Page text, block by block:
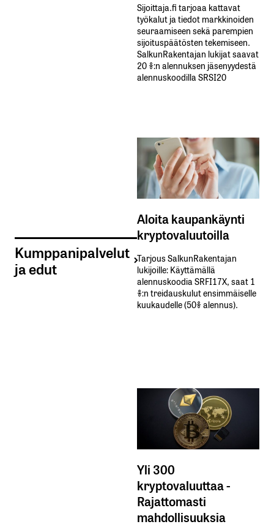
Kumppanipalvelut
ja edut
Sijoittaja.fi tarjoaa kattavat
työkalut ja tiedot markkinoiden
seuraamiseen sekä parempien
sijoituspäätösten tekemiseen.
SalkunRakentajan lukijat saavat
20 %:n alennuksen jäsenyydestä
alennuskoodilla SRSI20
Aloita kaupankäynti
kryptovaluutoilla
Tarjous SalkunRakentajan
lukijoille: Käyttämällä​ ​
alennuskoodia​ ​SRFI17X,​ ​saat​ ​1
%:n treidauskulut​ ​ensimmäiselle​ ​
kuukaudelle​ ​(50%​ ​alennus).
Yli 300
kryptovaluuttaa -
Rajattomasti
mahdollisuuksia